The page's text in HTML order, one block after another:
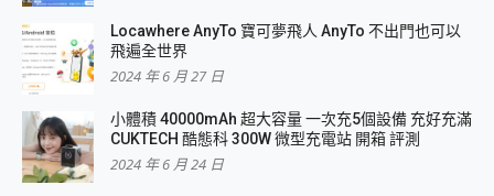
Locawhere AnyTo 寶可夢飛人 AnyTo 不出門也可以
飛遍全世界
2024 年 6 月 27 日
小體積 40000mAh 超大容量 一次充5個設備 充好充滿
CUKTECH 酷態科 300W 微型充電站 開箱 評測
2024 年 6 月 24 日